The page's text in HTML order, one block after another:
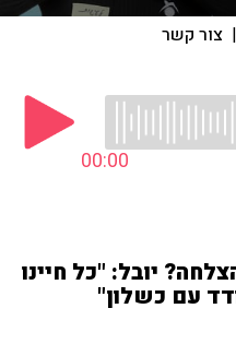
| צור קשר
00:00
יובל: "כל חיינו
עם כשלון"